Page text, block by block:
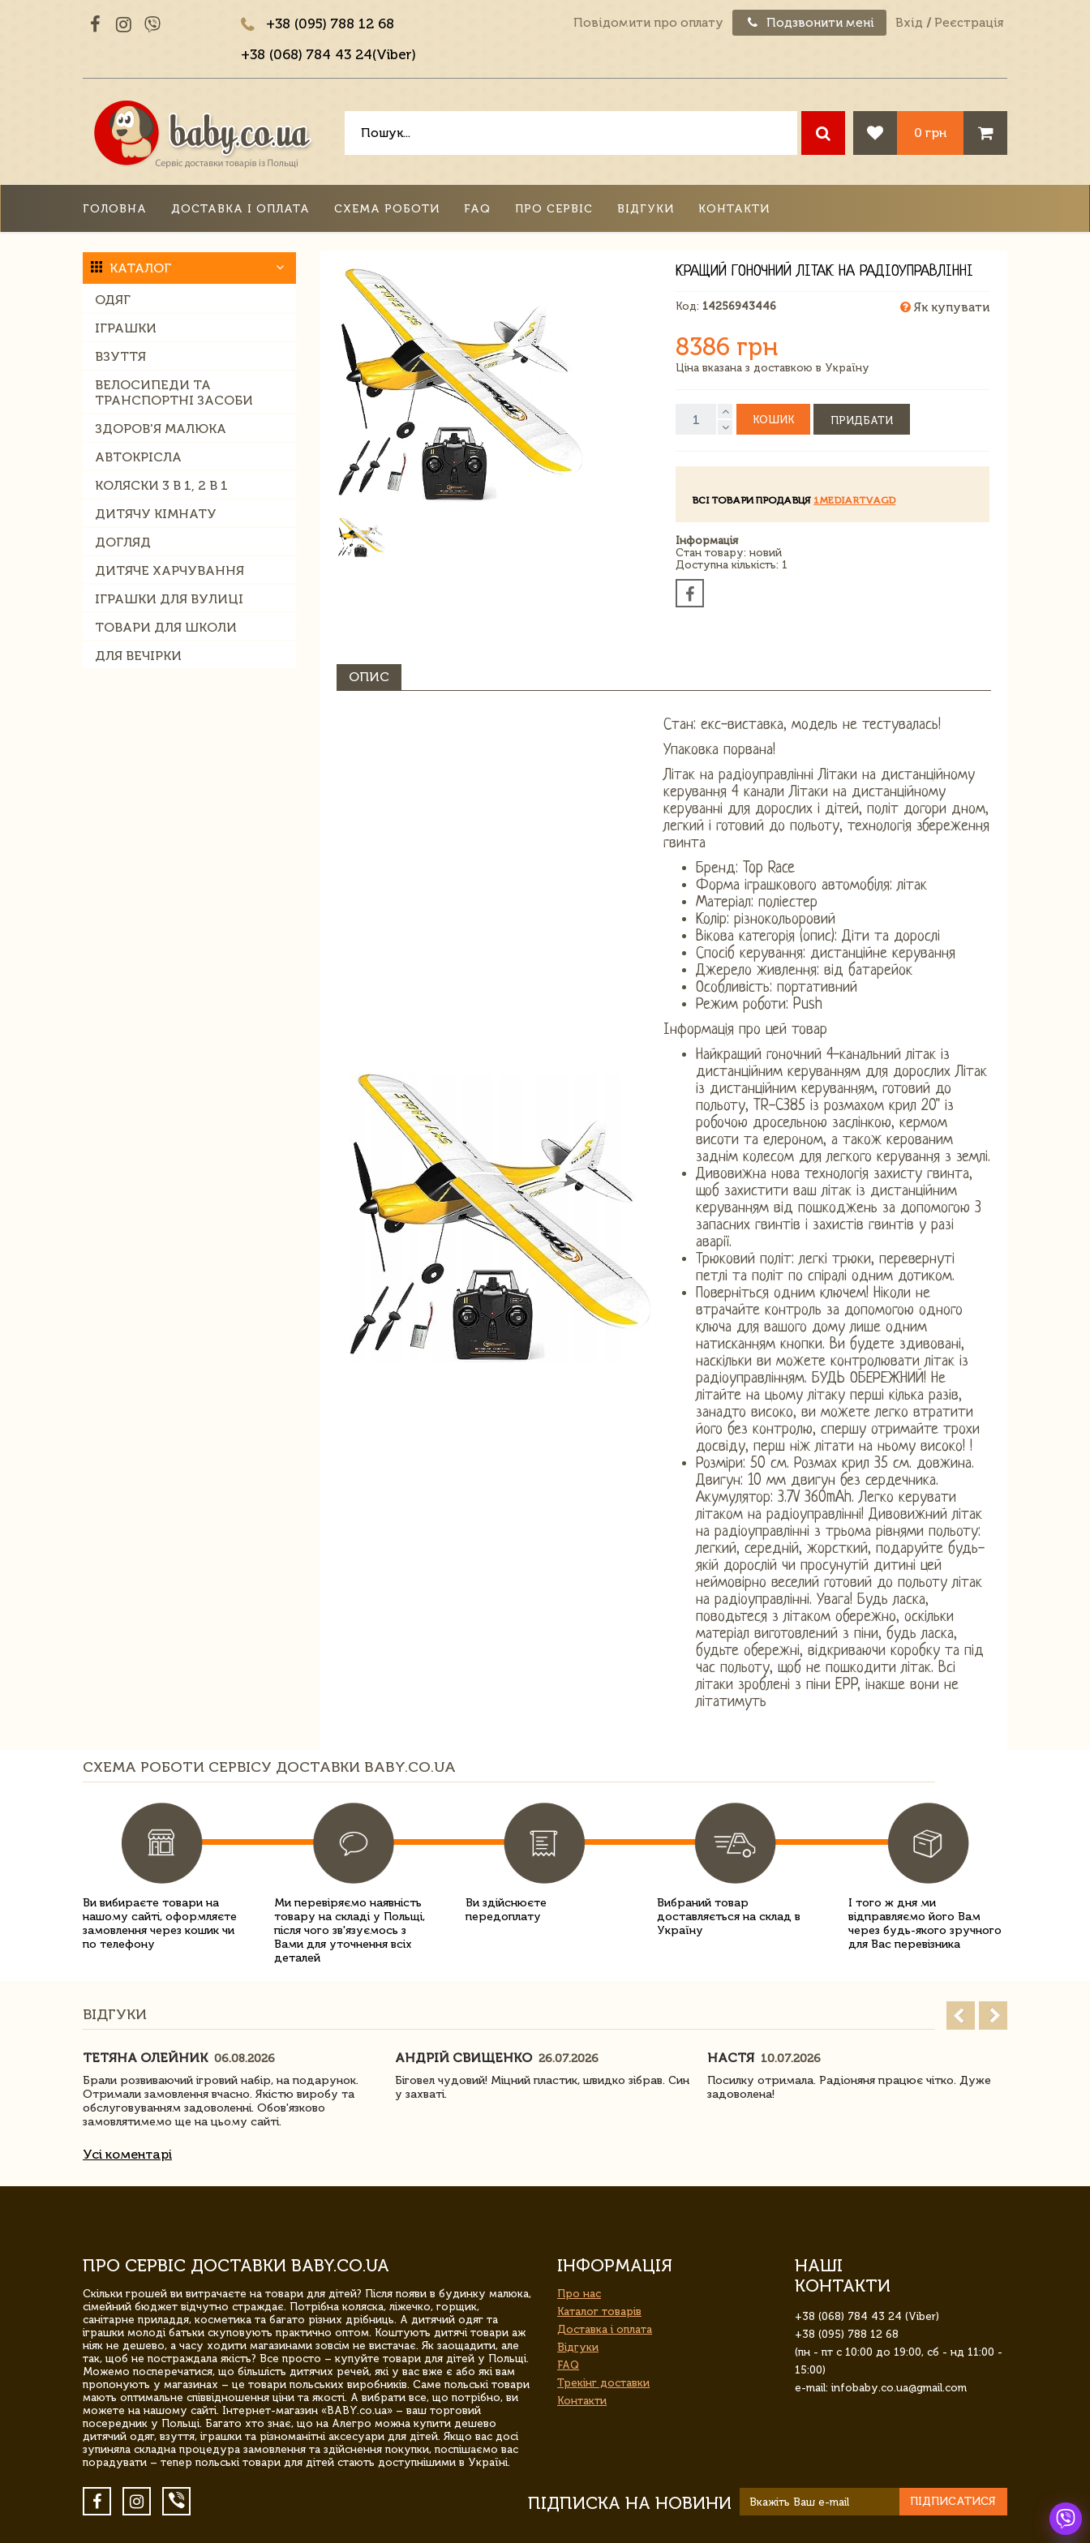
+38 (095) 788 12 68
+38 (068) 784 43 24(Viber)
Повідомити про оплату Подзвонити мені Вхід / Реєстрація
0 грн
ГОЛОВНА ДОСТАВКА І ОПЛАТА СХЕМА РОБОТИ FAQ ПРО СЕРВІС ВІДГУКИ КОНТАКТИ
КАТАЛОГ
ОДЯГ
ІГРАШКИ
ВЗУТТЯ
ВЕЛОСИПЕДИ ТА
ТРАНСПОРТНІ ЗАСОБИ
ЗДОРОВ'Я МАЛЮКА
АВТОКРІСЛА
КОЛЯСКИ 3 В 1, 2 В 1
ДИТЯЧУ КІМНАТУ
ДОГЛЯД
ДИТЯЧЕ ХАРЧУВАННЯ
ІГРАШКИ ДЛЯ ВУЛИЦІ
ТОВАРИ ДЛЯ ШКОЛИ
ДЛЯ ВЕЧІРКИ
КРАЩИЙ ГОНОЧНИЙ ЛІТАК НА РАДІОУПРАВЛІННІ
Код: 14256943446 Як купувати
8386 грн
Ціна вказана з доставкою в Україну
КОШИК ПРИДБАТИ
ВСІ ТОВАРИ ПРОДАВЦЯ 1MEDIARTVAGD
Інформація
Стан товару: новий
Доступна кількість: 1
ОПИС
Стан: екс-виставка, модель не тестувалась!
Упаковка порвана!
Літак на радіоуправлінні Літаки на дистанційному
керування 4 канали Літаки на дистанційному
керуванні для дорослих і дітей, політ догори дном,
легкий і готовий до польоту, технологія збереження
гвинта
Бренд: Top Race
Форма іграшкового автомобіля: літак
Матеріал: поліестер
Колір: різнокольоровий
Вікова категорія (опис): Діти та дорослі
Спосіб керування: дистанційне керування
Джерело живлення: від батарейок
Особливість: портативний
Режим роботи: Push
Інформація про цей товар
Найкращий гоночний 4-канальний літак із
дистанційним керуванням для дорослих Літак
із дистанційним керуванням, готовий до
польоту, TR-C385 із розмахом крил 20" із
робочою дросельною заслінкою, кермом
висоти та елероном, а також керованим
заднім колесом для легкого керування з землі.
Дивовижна нова технологія захисту гвинта,
щоб захистити ваш літак із дистанційним
керуванням від пошкоджень за допомогою 3
запасних гвинтів і захистів гвинтів у разі
аварії.
Трюковий політ: легкі трюки, перевернуті
петлі та політ по спіралі одним дотиком.
Поверніться одним ключем! Ніколи не
втрачайте контроль за допомогою одного
ключа для вашого дому лише одним
натисканням кнопки. Ви будете здивовані,
наскільки ви можете контролювати літак із
радіоуправлінням. БУДЬ ОБЕРЕЖНИЙ! Не
літайте на цьому літаку перші кілька разів,
занадто високо, ви можете легко втратити
його без контролю, спершу отримайте трохи
досвіду, перш ніж літати на ньому високо! !
Розміри: 50 см. Розмах крил 35 см. довжина.
Двигун: 10 мм двигун без сердечника.
Акумулятор: 3.7V 360mAh. Легко керувати
літаком на радіоуправлінні! Дивовижний літак
на радіоуправлінні з трьома рівнями польоту:
легкий, середній, жорсткий, подаруйте будь-
якій дорослій чи просунутій дитині цей
неймовірно веселий готовий до польоту літак
на радіоуправлінні. Увага! Будь ласка,
поводьтеся з літаком обережно, оскільки
матеріал виготовлений з піни, будь ласка,
будьте обережні, відкриваючи коробку та під
час польоту, щоб не пошкодити літак. Всі
літаки зроблені з піни EPP, інакше вони не
літатимуть
СХЕМА РОБОТИ СЕРВІСУ ДОСТАВКИ BABY.CO.UA
Ви вибираєте товари на
нашому сайті, оформляєте
замовлення через кошик чи
по телефону
Ми перевіряємо наявність
товару на складі у Польщі,
після чого зв'язуємось з
Вами для уточнення всіх
деталей
Ви здійснюєте
передоплату
Вибраний товар
доставляється на склад в
Україну
І того ж дня ми
відправляємо його Вам
через будь-якого зручного
для Вас перевізника
ВІДГУКИ
ТЕТЯНА ОЛЕЙНИК 06.08.2026
Брали розвиваючий ігровий набір, на подарунок.
Отримали замовлення вчасно. Якістю виробу та
обслуговуванням задоволенні. Обов'язково
замовлятимемо ще на цьому сайті.
АНДРІЙ СВИЩЕНКО 26.07.2026
Біговел чудовий! Міцний пластик, швидко зібрав. Син
у захваті.
НАСТЯ 10.07.2026
Посилку отримала. Радіоняня працює чітко. Дуже
задоволена!
Усі коментарі
ПРО СЕРВІС ДОСТАВКИ BABY.CO.UA
Скільки грошей ви витрачаєте на товари для дітей? Після появи в будинку малюка,
сімейний бюджет відчутно страждає. Потрібна коляска, ліжечко, горщик,
санітарне приладдя, косметика та багато різних дрібниць. А дитячий одяг та
іграшки молоді батьки скуповують практично оптом. Коштують дитячі товари аж
ніяк не дешево, а часу ходити магазинами зовсім не вистачає. Як заощадити, але
так, щоб не постраждала якість? Все просто – купуйте товари для дітей у Польщі.
Можемо посперечатися, що більшість дитячих речей, які у вас вже є або які вам
пропонують у магазинах – це товари польських виробників. Саме польські товари
мають оптимальне співвідношення ціни та якості. А вибрати все, що потрібно, ви
можете на нашому сайті. Інтернет-магазин «BABY.co.ua» – ваш торговий
посередник у Польщі. Багато хто знає, що на Алегро можна купити дешево
дитячий одяг, взуття, іграшки та різноманітні аксесуари для дітей. Якщо вас досі
зупиняла складна процедура замовлення та здійснення покупки, поспішаємо вас
порадувати – тепер польські товари для дітей стають доступнішими в Україні.
ІНФОРМАЦІЯ
Про нас
Каталог товарів
Доставка і оплата
Відгуки
FAQ
Трекінг доставки
Контакти
НАШІ
КОНТАКТИ
+38 (068) 784 43 24 (Viber)
+38 (095) 788 12 68
(пн - пт с 10:00 до 19:00, сб - нд 11:00 -
15:00)
e-mail: infobaby.co.ua@gmail.com
ПІДПИСКА НА НОВИНИ ПІДПИСАТИСЯ